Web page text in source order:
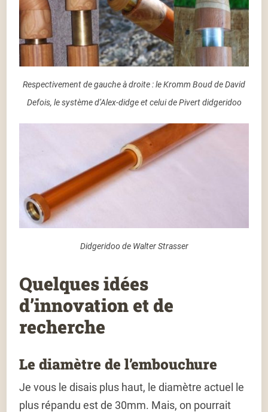
Respectivement de gauche à droite : le Kromm Boud de David
Defois, le système d’Alex-didge et celui de Pivert didgeridoo
Didgeridoo de Walter Strasser
Quelques idées
d’innovation et de
recherche
Le diamètre de l’embouchure
Je vous le disais plus haut, le diamètre actuel le
plus répandu est de 30mm. Mais, on pourrait